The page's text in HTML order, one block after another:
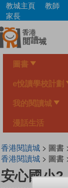
Skip
main
content
教城主頁 教師
家長
圖書
e悅讀學校計劃
我的閱讀城
漫話生活
香港閱讀城> 圖書
香港閱讀城> 圖書
安心國小2